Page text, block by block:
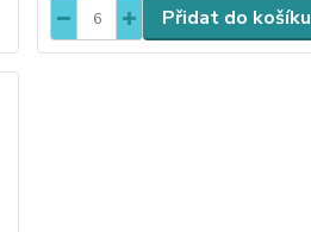
Přidat do košíku